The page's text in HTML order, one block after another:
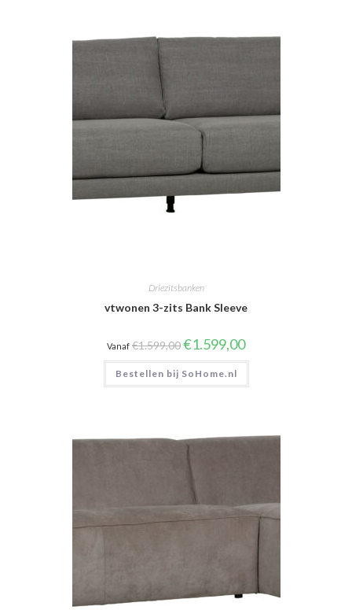
Driezitsbanken
vtwonen 3-zits Bank Sleeve
Vanaf €1.599,00Oorspronkelijke
prijs
was:
€1.599,00.
€1.599,00Huidige
prijs
is:
Bestellen bij SoHome.nl